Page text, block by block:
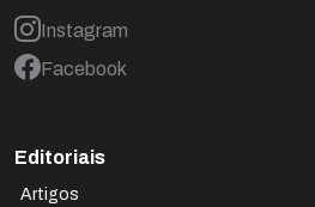
Instagram
Facebook
Editoriais
Artigos